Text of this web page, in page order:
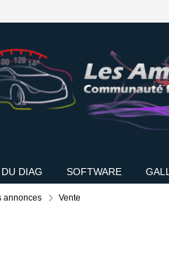
DIAG SOFTWARE
annonces Vente